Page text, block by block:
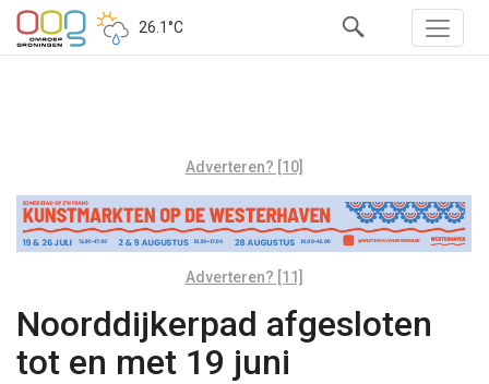
26.1°C
Adverteren? [10]
Adverteren? [11]
Noorddijkerpad afgesloten
tot en met 19 juni